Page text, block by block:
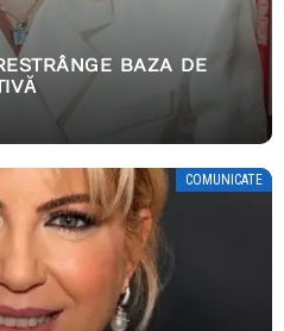
BAZA DE
COMUNICATE